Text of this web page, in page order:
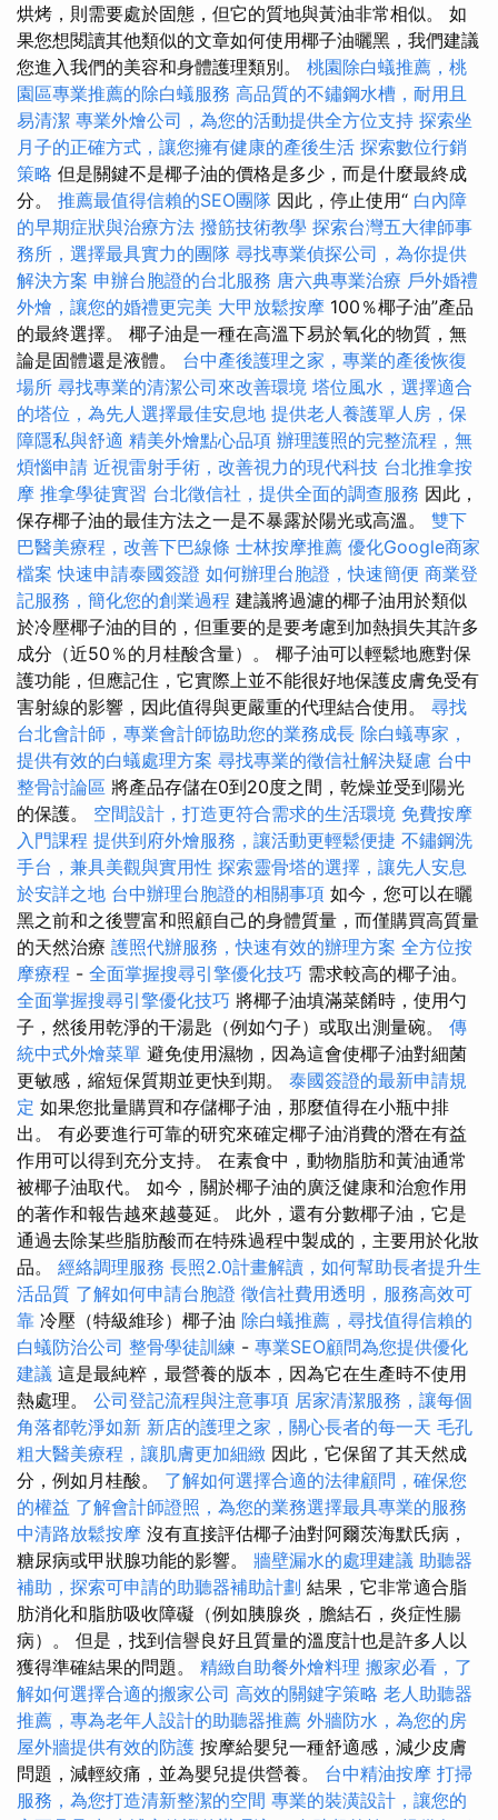
烘烤，則需要處於固態，但它的質地與黃油非常相似。 如
果您想閱讀其他類似的文章如何使用椰子油曬黑，我們建議
您進入我們的美容和身體護理類別。 桃園除白蟻推薦，桃
園區專業推薦的除白蟻服務 高品質的不鏽鋼水槽，耐用且
易清潔 專業外燴公司，為您的活動提供全方位支持 探索坐
月子的正確方式，讓您擁有健康的產後生活 探索數位行銷
策略 但是關鍵不是椰子油的價格是多少，而是什麼最終成
分。 推薦最值得信賴的SEO團隊 因此，停止使用“ 白內障
的早期症狀與治療方法 撥筋技術教學 探索台灣五大律師事
務所，選擇最具實力的團隊 尋找專業偵探公司，為你提供
解決方案 申辦台胞證的台北服務 唐六典專業治療 戶外婚禮
外燴，讓您的婚禮更完美 大甲放鬆按摩 100％椰子油”產品
的最終選擇。 椰子油是一種在高溫下易於氧化的物質，無
論是固體還是液體。 台中產後護理之家，專業的產後恢復
場所 尋找專業的清潔公司來改善環境 塔位風水，選擇適合
的塔位，為先人選擇最佳安息地 提供老人養護單人房，保
障隱私與舒適 精美外燴點心品項 辦理護照的完整流程，無
煩惱申請 近視雷射手術，改善視力的現代科技 台北推拿按
摩 推拿學徒實習 台北徵信社，提供全面的調查服務 因此，
保存椰子油的最佳方法之一是不暴露於陽光或高溫。 雙下
巴醫美療程，改善下巴線條 士林按摩推薦 優化Google商家
檔案 快速申請泰國簽證 如何辦理台胞證，快速簡便 商業登
記服務，簡化您的創業過程 建議將過濾的椰子油用於類似
於冷壓椰子油的目的，但重要的是要考慮到加熱損失其許多
成分（近50％的月桂酸含量）。 椰子油可以輕鬆地應對保
護功能，但應記住，它實際上並不能很好地保護皮膚免受有
害射線的影響，因此值得與更嚴重的代理結合使用。 尋找
台北會計師，專業會計師協助您的業務成長 除白蟻專家，
提供有效的白蟻處理方案 尋找專業的徵信社解決疑慮 台中
整骨討論區 將產品存儲在0到20度之間，乾燥並受到陽光
的保護。 空間設計，打造更符合需求的生活環境 免費按摩
入門課程 提供到府外燴服務，讓活動更輕鬆便捷 不鏽鋼洗
手台，兼具美觀與實用性 探索靈骨塔的選擇，讓先人安息
於安詳之地 台中辦理台胞證的相關事項 如今，您可以在曬
黑之前和之後豐富和照顧自己的身體質量，而僅購買高質量
的天然治療 護照代辦服務，快速有效的辦理方案 全方位按
摩療程 - 全面掌握搜尋引擎優化技巧 需求較高的椰子油。
全面掌握搜尋引擎優化技巧 將椰子油填滿菜餚時，使用勺
子，然後用乾淨的干湯匙（例如勺子）或取出測量碗。 傳
統中式外燴菜單 避免使用濕物，因為這會使椰子油對細菌
更敏感，縮短保質期並更快到期。 泰國簽證的最新申請規
定 如果您批量購買和存儲椰子油，那麼值得在小瓶中排
出。 有必要進行可靠的研究來確定椰子油消費的潛在有益
作用可以得到充分支持。 在素食中，動物脂肪和黃油通常
被椰子油取代。 如今，關於椰子油的廣泛健康和治愈作用
的著作和報告越來越蔓延。 此外，還有分數椰子油，它是
通過去除某些脂肪酸而在特殊過程中製成的，主要用於化妝
品。 經絡調理服務 長照2.0計畫解讀，如何幫助長者提升生
活品質 了解如何申請台胞證 徵信社費用透明，服務高效可
靠 冷壓（特級維珍）椰子油 除白蟻推薦，尋找值得信賴的
白蟻防治公司 整骨學徒訓練 - 專業SEO顧問為您提供優化
建議 這是最純粹，最營養的版本，因為它在生產時不使用
熱處理。 公司登記流程與注意事項 居家清潔服務，讓每個
角落都乾淨如新 新店的護理之家，關心長者的每一天 毛孔
粗大醫美療程，讓肌膚更加細緻 因此，它保留了其天然成
分，例如月桂酸。 了解如何選擇合適的法律顧問，確保您
的權益 了解會計師證照，為您的業務選擇最具專業的服務
中清路放鬆按摩 沒有直接評估椰子油對阿爾茨海默氏病，
糖尿病或甲狀腺功能的影響。 牆壁漏水的處理建議 助聽器
補助，探索可申請的助聽器補助計劃 結果，它非常適合脂
肪消化和脂肪吸收障礙（例如胰腺炎，膽結石，炎症性腸
病）。 但是，找到信譽良好且質量的溫度計也是許多人以
獲得準確結果的問題。 精緻自助餐外燴料理 搬家必看，了
解如何選擇合適的搬家公司 高效的關鍵字策略 老人助聽器
推薦，專為老年人設計的助聽器推薦 外牆防水，為您的房
屋外牆提供有效的防護 按摩給嬰兒一種舒適感，減少皮膚
問題，減輕絞痛，並為嬰兒提供營養。 台中精油按摩 打掃
服務，為您打造清新整潔的空間 專業的裝潢設計，讓您的